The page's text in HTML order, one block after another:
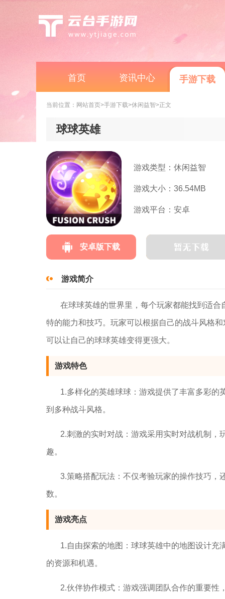
首页 资讯中心 手游下载
当前位置： 网站首页>手游下载>休闲益智>正文
球球英雄
游戏类型：休闲益智
游戏大小：36.54MB
游戏平台：安卓
安卓版下载
游戏简介
在球球英雄的世界里，每个玩家都能找到适
特的能力和技巧。玩家可以根据自己的战斗风格
可以让自己的球球英雄变得更强大。
游戏特色
1.多样化的英雄球球：游戏提供了丰富多彩
到多种战斗风格。
2.刺激的实时对战：游戏采用实时对战机制
趣。
3.策略搭配玩法：不仅考验玩家的操作技巧，
数。
游戏亮点
1.自由探索的地图：球球英雄中的地图设计
的资源和机遇。
2.伙伴协作模式：游戏强调团队合作的重要